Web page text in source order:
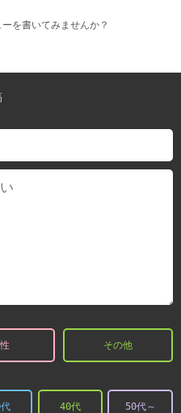
を書いてみませんか？
その他
40代 50代～